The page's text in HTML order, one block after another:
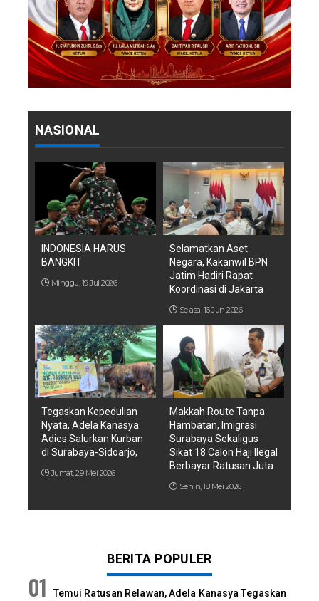
NASIONAL
INDONESIA HARUS
BANGKIT
Minggu, 19 Jul 2026
Selamatkan Aset
Negara, Kakanwil BPN
Jatim Hadiri Rapat
Koordinasi di Jakarta
Selasa, 16 Jun 2026
Tegaskan Kepedulian
Nyata, Adela Kanasya
Adies Salurkan Kurban
di Surabaya-Sidoarjo,
Jumat, 29 Mei 2026
Makkah Route Tanpa
Hambatan, Imigrasi
Surabaya Sekaligus
Sikat 18 Calon Haji Ilegal
Berbayar Ratusan Juta
Senin, 18 Mei 2026
BERITA POPULER
Temui Ratusan Relawan, Adela Kanasya Tegaskan